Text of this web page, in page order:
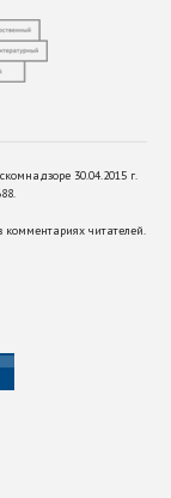
30.04.2015 г.
комментариях читателей.